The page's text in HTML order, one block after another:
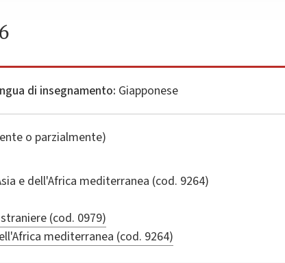
di insegnamento: Giapponese
o parzialmente)
e dell'Africa mediterranea (cod. 9264)
(cod. 0979)
mediterranea (cod. 9264)